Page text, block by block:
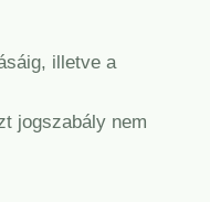
illetve a
jogszabály nem